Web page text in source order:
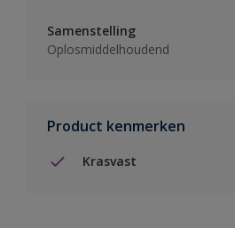
Samenstelling
Oplosmiddelhoudend
Product kenmerken
Krasvast